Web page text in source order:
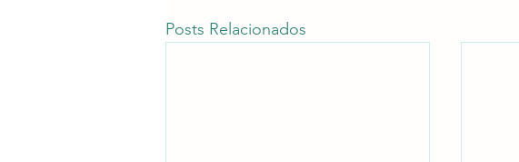
Posts Relacionados